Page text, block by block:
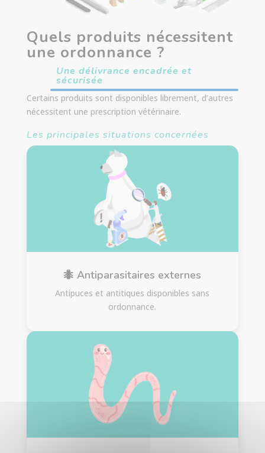
Quels produits nécessitent
une ordonnance ?
Une délivrance encadrée et
sécurisée
Certains produits sont disponibles librement, d’autres
nécessitent une prescription vétérinaire.
Les principales situations concernées
🐜 Antiparasitaires externes
Antipuces et antitiques disponibles sans
ordonnance.